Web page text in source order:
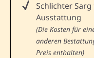
Schlichter
Ausstattung
(Die Kosten für
anderen
Preis enthalten)